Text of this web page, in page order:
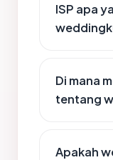
ISP apa
Di mana
tentang
Apakah